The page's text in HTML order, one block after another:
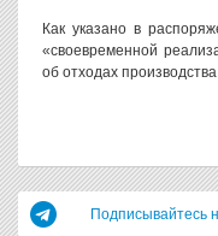
Как указано в
«своевременной
об отходах
Подписывайтесь